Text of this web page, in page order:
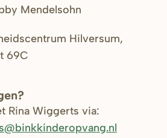
Mendelsohn
Hilversum,
69C
Rina Wiggerts via: